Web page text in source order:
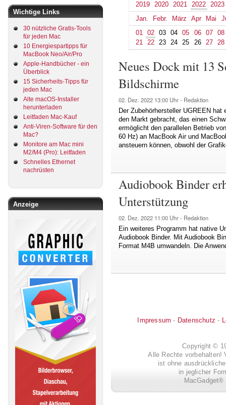
Wichtige Links
30 nützliche Gratis-Tools
für jeden Mac
10 Energiespartipps für
MacBook Neo/Air/Pro
Apple-Handbücher - ein
Überblick
15 Sicherheits-Tipps für
jeden Mac
Alte macOS-Installer
herunterladen
Leitfaden Mac-Kauf
Anti-Viren-Software für den
Mac?
Monitore am Mac mini
M2/M4 (Pro): Leitfaden
Schnelles Ethernet
nachrüsten
Anzeige
2019
2020 2021 2022
2023
Jan.
Febr. März Apr Mai
01
02 03 04 05 06 07
08
21
22 23 24 25 26 27 28
Neues Dock mit 13
Bildschirme
02. Dez. 2022 13:00 Uhr - Redaktion
Der Zubehörhersteller UGREEN
den Markt gebracht, das einen
ermöglicht den parallelen Betrieb
60 Hz) an MacBook Air und
ansteuern können, obwohl der
Audiobook Binder
Unterstützung
02. Dez. 2022 11:00 Uhr - Redaktion
Ein weiteres Programm hat native
Audiobook Binder. Mit Audiobook
Format M4B umwandeln. Die
Impressum - Datenschutz -
Copyright ©
Alle Rechte vorbehalten!
ist ohne
in jeglicher
MacGadget®